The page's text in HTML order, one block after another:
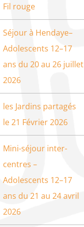
Fil rouge
Séjour à Hendaye–
Adolescents 12–17
ans du 20 au 26 juillet
2026
les Jardins partagés
le 21 Février 2026
Mini-séjour inter-
centres –
Adolescents 12–17
ans du 21 au 24 avril
2026